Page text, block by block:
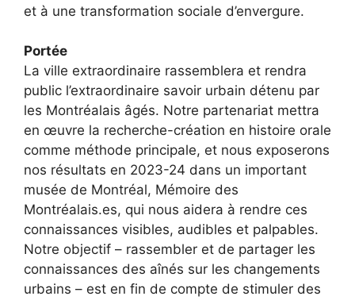
et à une transformation sociale d’envergure.
Portée
La ville extraordinaire rassemblera et rendra
public l’extraordinaire savoir urbain détenu par
les Montréalais âgés. Notre partenariat mettra
en œuvre la recherche-création en histoire orale
comme méthode principale, et nous exposerons
nos résultats en 2023-24 dans un important
musée de Montréal, Mémoire des
Montréalais.es, qui nous aidera à rendre ces
connaissances visibles, audibles et palpables.
Notre objectif – rassembler et de partager les
connaissances des aînés sur les changements
urbains – est en fin de compte de stimuler des